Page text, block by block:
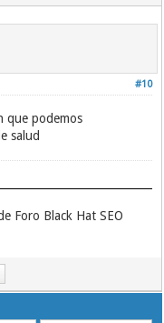
#10
que podemos
salud
Foro Black Hat SEO